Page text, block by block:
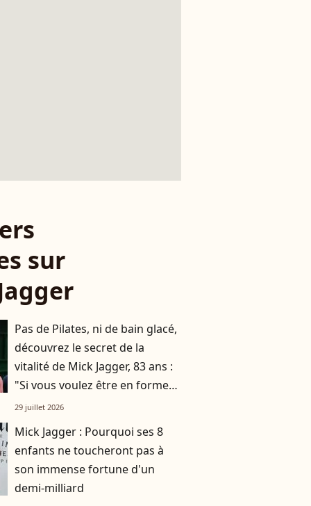
sur
Pas de Pilates, ni de bain glacé,
découvrez le secret de la
vitalité de Mick Jagger, 83 ans :
"Si vous voulez être en forme
et vivre longtemps, vous ne
29 juillet 2026
Mick Jagger : Pourquoi ses 8
enfants ne toucheront pas à
son immense fortune d'un
demi-milliard